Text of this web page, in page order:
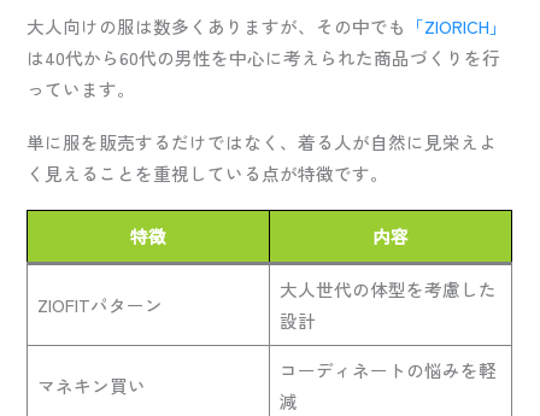
大人向けの服は数多くありますが、その中でも 「ZIORICH」
は40代から60代の男性を中心に考えられた商品づくりを行
っています。
単に服を販売するだけではなく、着る人が自然に見栄えよ
く見えることを重視している点が特徴です。
特徴 内容
ZIOFITパターン
大人世代の体型を考慮した
設計
マネキン買い
コーディネートの悩みを軽
減